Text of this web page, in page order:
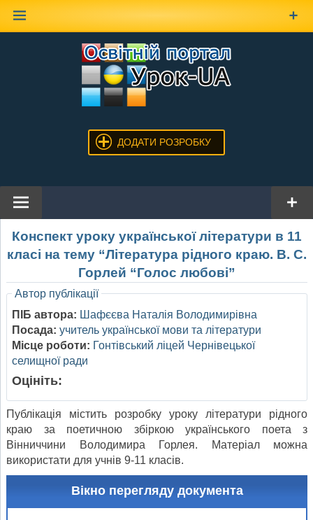
ДОДАТИ РОЗРОБКУ
Конспект уроку української літератури в 11
класі на тему “Література рідного краю. В. С.
Горлей “Голос любові”
Автор публікації
ПІБ автора: Шафєєва Наталія Володимирівна
Посада: учитель української мови та літератури
Місце роботи: Гонтівський ліцей Чернівецької
селищної ради
Оцініть:
Публікація містить розробку уроку літератури рідного
краю за поетичною збіркою українського поета з
Вінниччини Володимира Горлея. Матеріал можна
використати для учнів 9-11 класів.
Вікно перегляду документа